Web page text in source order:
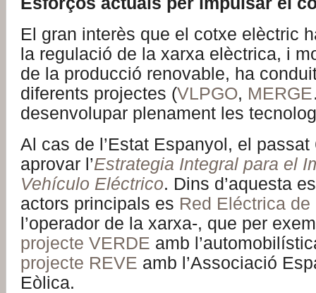
El gran interès que el cotxe elèctric
la regulació de la xarxa elèctrica, i
de la producció renovable, ha
diferents projectes (VLPGO, MERGE
desenvolupar plenament les
Al cas de l’Estat Espanyol, el passat
aprovar l’Estrategia Integral para el
Vehículo Eléctrico. Dins d’aquesta
actors principals es Red Eléctrica de
l’operador de la xarxa-, que per
projecte VERDE amb
projecte REVE amb l’Associació
Eòlica.